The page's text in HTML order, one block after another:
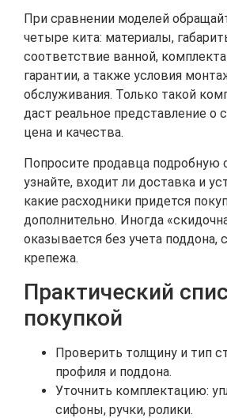
При сравнении моделей
четыре кита: материалы,
соответствие ванной,
гарантии, а также условия
обслуживания. Только такой
даст реальное представление о
цена и качества.
Попросите продавца
узнайте, входит ли доставка и
какие расходники придется
дополнительно. Иногда
оказывается без учета поддона,
крепежа.
Практический
покупкой
Проверить толщину и тип
профиля и поддона.
Уточнить комплектацию:
сифоны, ручки, ролики.